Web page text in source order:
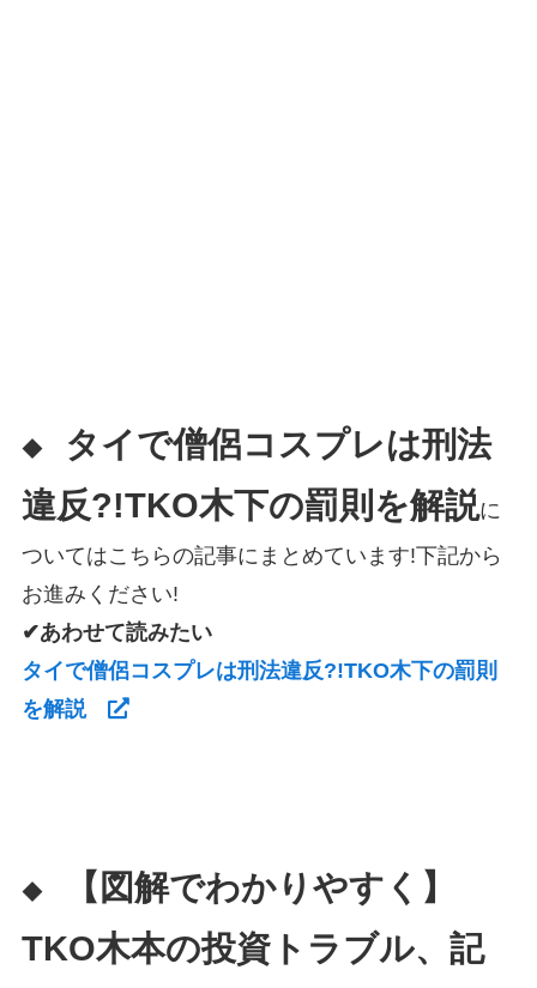
◆
タイで僧侶コスプレは刑法
違反?!TKO木下の罰則を解説に
ついてはこちらの記事にまとめています!下記から
お進みください!
✔あわせて読みたい
タイで僧侶コスプレは刑法違反?!TKO木下の罰則
を解説
◆
【図解でわかりやすく】
TKO木本の投資トラブル、記